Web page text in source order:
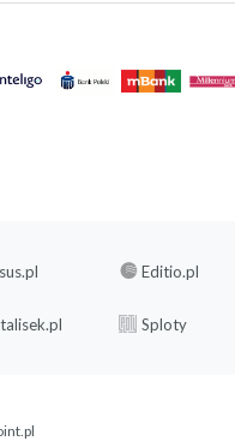
Editio.pl
Sploty